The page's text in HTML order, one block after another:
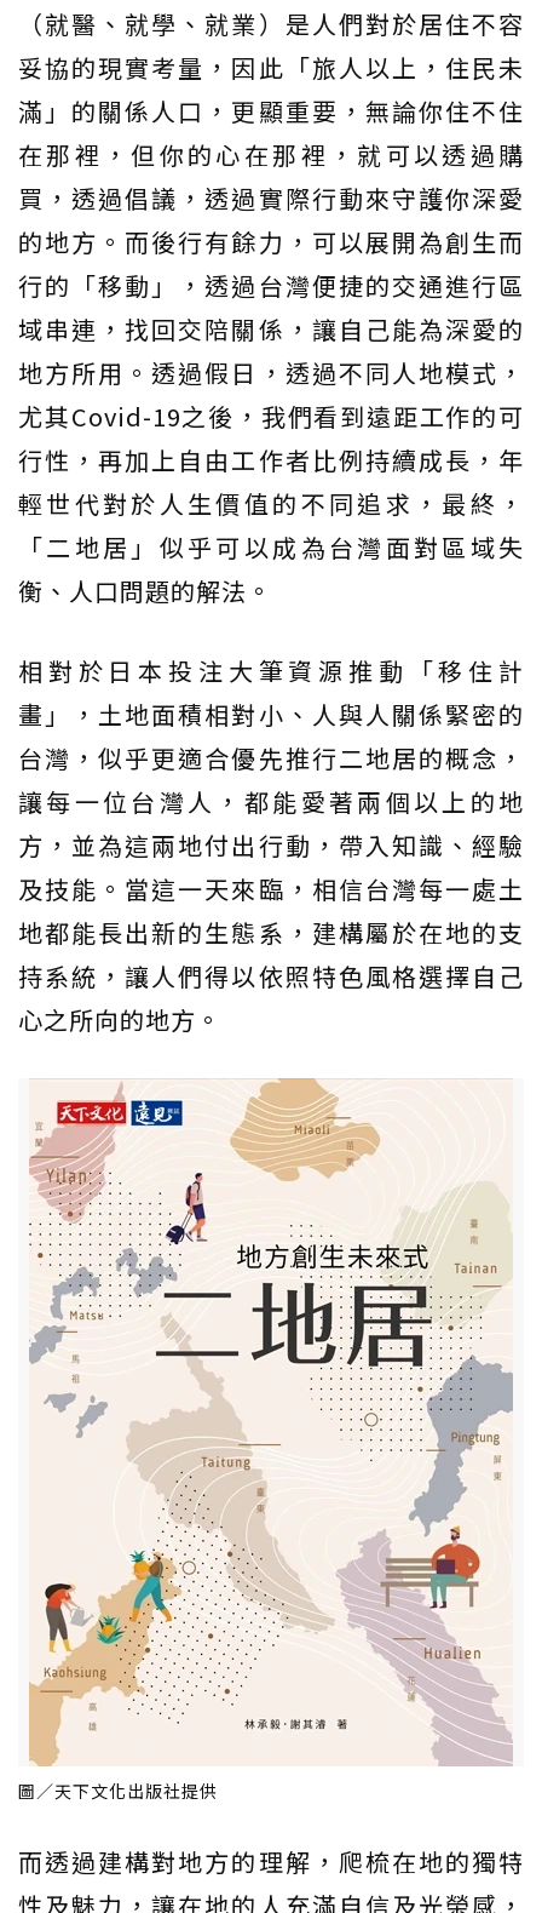
（就醫、就學、就業）是人們對於居住不容
妥協的現實考量，因此「旅人以上，住民未
滿」的關係人口，更顯重要，無論你住不住
在那裡，但你的心在那裡，就可以透過購
買，透過倡議，透過實際行動來守護你深愛
的地方。而後行有餘力，可以展開為創生而
行的「移動」，透過台灣便捷的交通進行區
域串連，找回交陪關係，讓自己能為深愛的
地方所用。透過假日，透過不同人地模式，
尤其Covid-19之後，我們看到遠距工作的可
行性，再加上自由工作者比例持續成長，年
輕世代對於人生價值的不同追求，最終，
「二地居」似乎可以成為台灣面對區域失
衡、人口問題的解法。
相對於日本投注大筆資源推動「移住計
畫」，土地面積相對小、人與人關係緊密的
台灣，似乎更適合優先推行二地居的概念，
讓每一位台灣人，都能愛著兩個以上的地
方，並為這兩地付出行動，帶入知識、經驗
及技能。當這一天來臨，相信台灣每一處土
地都能長出新的生態系，建構屬於在地的支
持系統，讓人們得以依照特色風格選擇自己
心之所向的地方。
圖／天下文化出版社提供
而透過建構對地方的理解，爬梳在地的獨特
性及魅力，讓在地的人充滿自信及光榮感，